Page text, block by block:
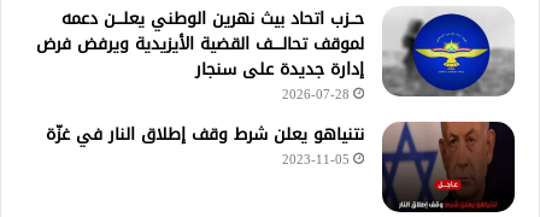
حــزب اتحاد بيث نهرين الوطني يعلـــن دعمه
لموقف تحالــــف القضية الأيزيدية ويرفض فرض
إدارة جديدة على سنجار
2026-07-28
نتنياهو يعلن شرط وقف إطلاق النار في غزّة
2023-11-05